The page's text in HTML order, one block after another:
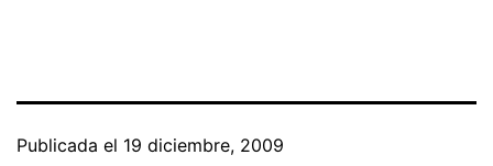
Publicada el 19 diciembre, 2009